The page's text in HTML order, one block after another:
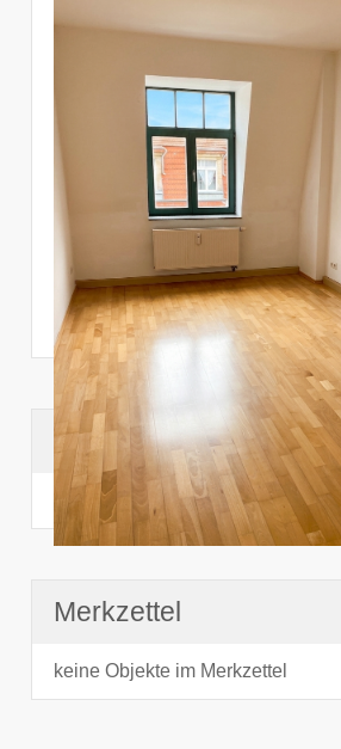
Suchhistorie
noch nichts angesehen
Merkzettel
keine Objekte im Merkzettel